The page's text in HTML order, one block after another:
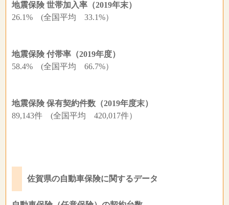
地震保険 世帯加入率（2019年末）
26.1% (全国平均 33.1%）
地震保険 付帯率（2019年度）
58.4% (全国平均 66.7%）
地震保険 保有契約件数（2019年度末）
89,143件 (全国平均 420,017件）
佐賀県の自動車保険に関するデータ